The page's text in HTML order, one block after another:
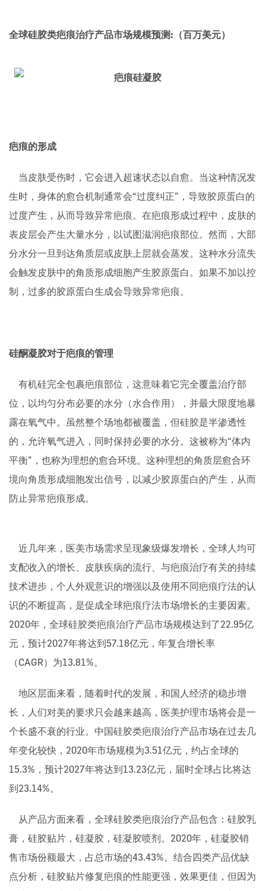
全球硅胶类疤痕治疗产品市场规模预测:（百万美元）
疤痕的形成
当皮肤受伤时，它会进入超速状态以自愈。当这种情况发
生时，身体的愈合机制通常会“过度纠正”，导致胶原蛋白的
过度产生，从而导致异常疤痕。在疤痕形成过程中，皮肤的
表皮层会产生大量水分，以试图滋润疤痕部位。然而，大部
分水分一旦到达角质层或皮肤上层就会蒸发。这种水分流失
会触发皮肤中的角质形成细胞产生胶原蛋白。如果不加以控
制，过多的胶原蛋白生成会导致异常疤痕。
硅酮凝胶对于疤痕的管理
有机硅完全包裹疤痕部位，这意味着它完全覆盖治疗部
位，以均匀分布必要的水分（水合作用），并最大限度地暴
露在氧气中。虽然整个场地都被覆盖，但硅胶是半渗透性
的，允许氧气进入，同时保持必要的水分。这被称为“体内
平衡”，也称为理想的愈合环境。这种理想的角质层愈合环
境向角质形成细胞发出信号，以减少胶原蛋白的产生，从而
防止异常疤痕形成。
近几年来，医美市场需求呈现象级爆发增长，全球人均可
支配收入的增长、皮肤疾病的流行、与疤痕治疗有关的持续
技术进步，个人外观意识的增强以及使用不同疤痕疗法的认
识的不断提高，是促成全球疤痕疗法市场增长的主要因素。
2020年，全球硅胶类疤痕治疗产品市场规模达到了22.95亿
元，预计2027年将达到57.18亿元，年复合增长率
（CAGR）为13.81%。
地区层面来看，随着时代的发展，和国人经济的稳步增
长，人们对美的要求只会越来越高，医美护理市场将会是一
个长盛不衰的行业。中国硅胶类疤痕治疗产品市场在过去几
年变化较快，2020年市场规模为3.51亿元，约占全球的
15.3%，预计2027年将达到13.23亿元，届时全球占比将达
到23.14%。
从产品方面来看，全球硅胶类疤痕治疗产品包含：硅胶乳
膏，硅胶贴片，硅凝胶，硅凝胶喷剂。2020年，硅凝胶销
售市场份额最大，占总市场的43.43%。结合四类产品优缺
点分析，硅胶贴片修复疤痕的性能更强，效果更佳，但因为